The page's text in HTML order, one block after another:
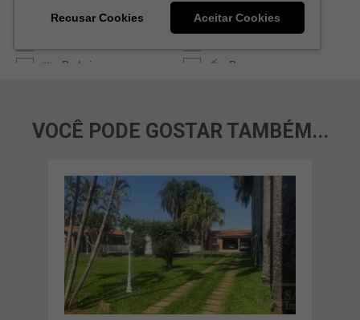
VOCÊ PODE GOSTAR TAMBÉM...